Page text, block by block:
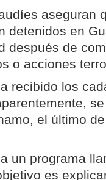
aseguran
detenidos en
después de
o acciones
recibido los
el último
un programa
es